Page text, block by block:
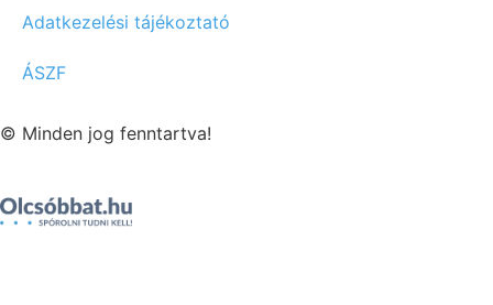
Adatkezelési tájékoztató
ÁSZF
© Minden jog fenntartva!